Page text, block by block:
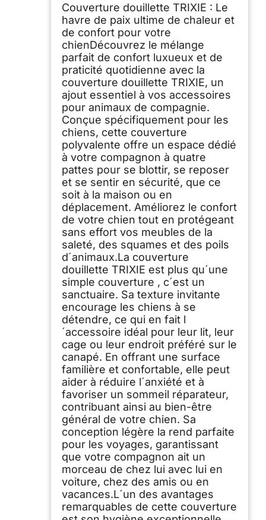
Couverture douillette TRIXIE : Le
havre de paix ultime de chaleur et
de confort pour votre
chienDécouvrez le mélange
parfait de confort luxueux et de
praticité quotidienne avec la
couverture douillette TRIXIE, un
ajout essentiel à vos accessoires
pour animaux de compagnie.
Conçue spécifiquement pour les
chiens, cette couverture
polyvalente offre un espace dédié
à votre compagnon à quatre
pattes pour se blottir, se reposer
et se sentir en sécurité, que ce
soit à la maison ou en
déplacement. Améliorez le confort
de votre chien tout en protégeant
sans effort vos meubles de la
saleté, des squames et des poils
d´animaux.La couverture
douillette TRIXIE est plus qu´une
simple couverture , c´est un
sanctuaire. Sa texture invitante
encourage les chiens à se
détendre, ce qui en fait l
´accessoire idéal pour leur lit, leur
cage ou leur endroit préféré sur le
canapé. En offrant une surface
familière et confortable, elle peut
aider à réduire l´anxiété et à
favoriser un sommeil réparateur,
contribuant ainsi au bien-être
général de votre chien. Sa
conception légère la rend parfaite
pour les voyages, garantissant
que votre compagnon ait un
morceau de chez lui avec lui en
voiture, chez des amis ou en
vacances.L´un des avantages
remarquables de cette couverture